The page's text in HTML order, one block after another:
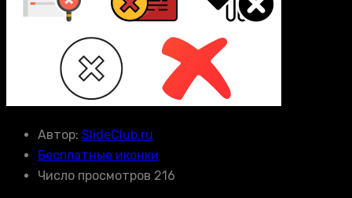
Автор: SlideClub.ru
Бесплатные иконки
Число просмотров 216